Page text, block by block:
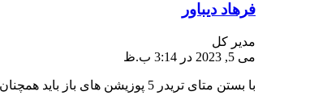
فرهاد دیباور
مدیر کل
می 5, 2023 در 3:14 ب.ظ
با بستن متای تریدر 5 پوزیشن های باز باید همچنان باز باشند ولی پوزیشن های کاشته شده که هنوز فعال نیستند میتوانند پاک شوند چون شرایط بازار و قیمت فرق کرده